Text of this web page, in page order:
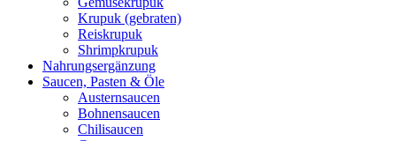
Krupuk (gebraten)
Reiskrupuk
Shrimpkrupuk
Nahrungsergänzung
Saucen, Pasten & Öle
Austernsaucen
Bohnensaucen
Chilisaucen